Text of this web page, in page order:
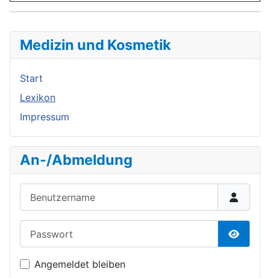
Medizin und Kosmetik
Start
Lexikon
Impressum
An-/Abmeldung
Angemeldet bleiben